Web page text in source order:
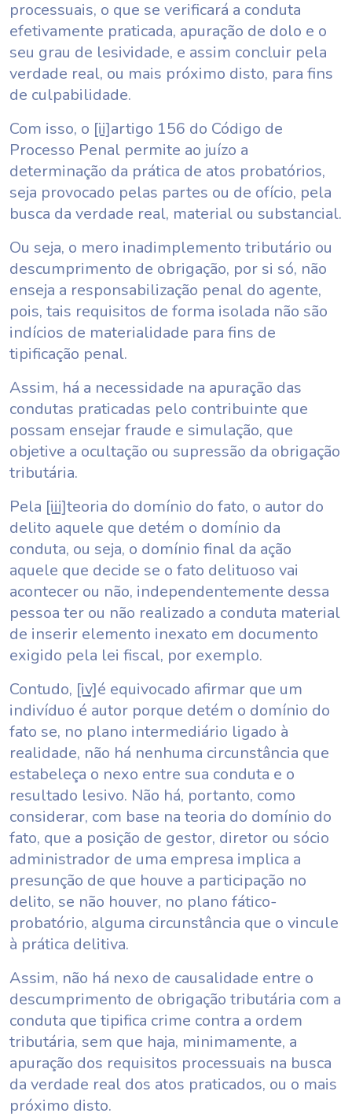
processuais, o que se verificará a conduta
efetivamente praticada, apuração de dolo e o
seu grau de lesividade, e assim concluir pela
verdade real, ou mais próximo disto, para fins
de culpabilidade.
Com isso, o [ii]artigo 156 do Código de
Processo Penal permite ao juízo a
determinação da prática de atos probatórios,
seja provocado pelas partes ou de ofício, pela
busca da verdade real, material ou substancial.
Ou seja, o mero inadimplemento tributário ou
descumprimento de obrigação, por si só, não
enseja a responsabilização penal do agente,
pois, tais requisitos de forma isolada não são
indícios de materialidade para fins de
tipificação penal.
Assim, há a necessidade na apuração das
condutas praticadas pelo contribuinte que
possam ensejar fraude e simulação, que
objetive a ocultação ou supressão da obrigação
tributária.
Pela [iii]teoria do domínio do fato, o autor do
delito aquele que detém o domínio da
conduta, ou seja, o domínio final da ação
aquele que decide se o fato delituoso vai
acontecer ou não, independentemente dessa
pessoa ter ou não realizado a conduta material
de inserir elemento inexato em documento
exigido pela lei fiscal, por exemplo.
Contudo, [iv]é equivocado afirmar que um
indivíduo é autor porque detém o domínio do
fato se, no plano intermediário ligado à
realidade, não há nenhuma circunstância que
estabeleça o nexo entre sua conduta e o
resultado lesivo. Não há, portanto, como
considerar, com base na teoria do domínio do
fato, que a posição de gestor, diretor ou sócio
administrador de uma empresa implica a
presunção de que houve a participação no
delito, se não houver, no plano fático-
probatório, alguma circunstância que o vincule
à prática delitiva.
Assim, não há nexo de causalidade entre o
descumprimento de obrigação tributária com a
conduta que tipifica crime contra a ordem
tributária, sem que haja, minimamente, a
apuração dos requisitos processuais na busca
da verdade real dos atos praticados, ou o mais
próximo disto.